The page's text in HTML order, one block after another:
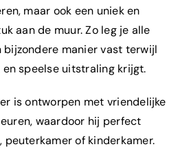
maar ook een uniek en
aan de muur. Zo leg je alle
manier vast terwijl
speelse uitstraling krijgt.
is ontworpen met vriendelijke
waardoor hij perfect
peuterkamer of kinderkamer.